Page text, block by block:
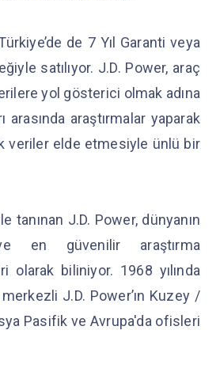
de 7 Yıl Garanti veya
satılıyor. J.D. Power, araç
yol gösterici olmak adına
arasında araştırmalar yaparak
veriler elde etmesiyle ünlü bir
tanınan J.D. Power, dünyanın
en güvenilir araştırma
olarak biliniyor. 1968 yılında
J.D. Power’ın Kuzey /
Pasifik ve Avrupa'da ofisleri